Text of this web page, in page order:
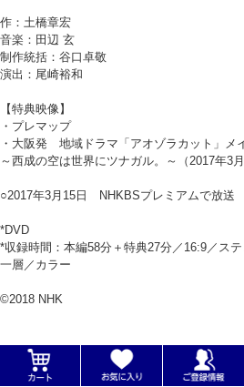
作：土橋章宏
音楽：田辺 玄
制作統括：谷口卓敬
演出：尾崎裕和
【特典映像】
・プレマップ
・大阪発 地域ドラマ「アオゾラカット」メ
～西成の空は世界にツナガル。～（2017年3
○2017年3月15日 NHKBSプレミアムで放送
*DVD
*収録時間：本編58分＋特典27分／16:9／ス
一層／カラー
©2018 NHK